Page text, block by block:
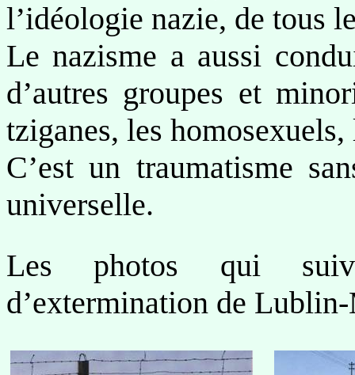
l’idéologie nazie, de tous
Le nazisme a aussi
d’autres groupes et
tziganes, les
C’est un traumatisme
universelle.
Les photos qui
d’extermination de